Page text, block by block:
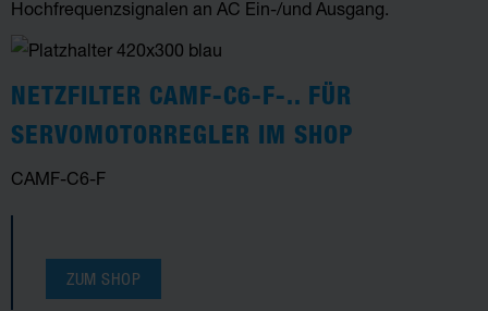
Hochfrequenzsignalen an AC Ein-/und Ausgang.
NETZFILTER CAMF-C6-F-.. FÜR
SERVOMOTORREGLER IM SHOP
CAMF-C6-F
ZUM SHOP